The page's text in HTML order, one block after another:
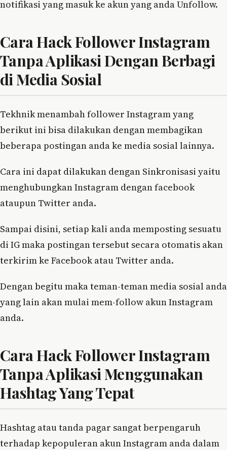
notifikasi yang masuk ke akun yang anda Unfollow.
Cara Hack Follower Instagram
Tanpa Aplikasi Dengan Berbagi
di Media Sosial
Tekhnik menambah follower Instagram yang
berikut ini bisa dilakukan dengan membagikan
beberapa postingan anda ke media sosial lainnya.
Cara ini dapat dilakukan dengan Sinkronisasi yaitu
menghubungkan Instagram dengan facebook
ataupun Twitter anda.
Sampai disini, setiap kali anda memposting sesuatu
di IG maka postingan tersebut secara otomatis akan
terkirim ke Facebook atau Twitter anda.
Dengan begitu maka teman-teman media sosial anda
yang lain akan mulai mem-follow akun Instagram
anda.
Cara Hack Follower Instagram
Tanpa Aplikasi Menggunakan
Hashtag Yang Tepat
Hashtag atau tanda pagar sangat berpengaruh
terhadap kepopuleran akun Instagram anda dalam